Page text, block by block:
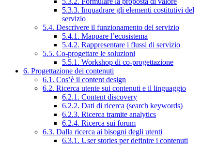
5.3.3. Inquadrare gli elementi costitutivi del
servizio
5.4. Descrivere il funzionamento del servizio
5.4.1. Mappare l’ecosistema
5.4.2. Rappresentare i flussi di servizio
5.5. Co-progettare le soluzioni
5.5.1. Workshop di co-progettazione
6. Progettazione dei contenuti
6.1. Cos’è il content design
6.2. Ricerca utente sui contenuti e il linguaggio
6.2.1. Content discovery
6.2.2. Dati di ricerca (search keywords)
6.2.3. Ricerca tramite analytics
6.2.4. Ricerca sui forum
6.3. Dalla ricerca ai bisogni degli utenti
6.3.1. User stories per definire i contenuti